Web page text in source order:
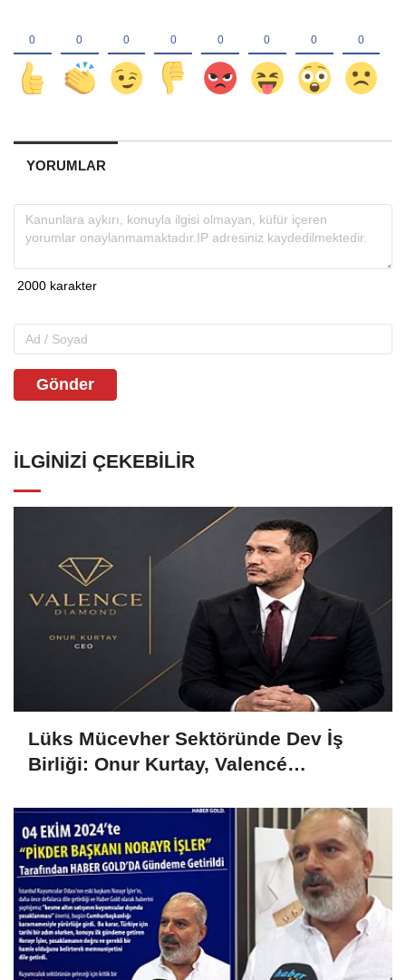
YORUMLAR
Gönder
İLGINIZI ÇEKEBILIR
Lüks Mücevher Sektöründe Dev İş
Birliği: Onur Kurtay, Valencé
Oldu!